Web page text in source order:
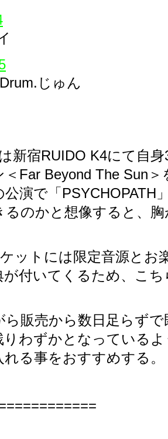
じゅん
新宿RUIDO K4にて自
＜Far Beyond The Sun＞
演で「PSYCHOPATH
るのかと想像すると、
ットには限定音源とお
が付いてくるため、こ
ら販売から数日足らず
りわずかとなっている
る事をおすすめする。